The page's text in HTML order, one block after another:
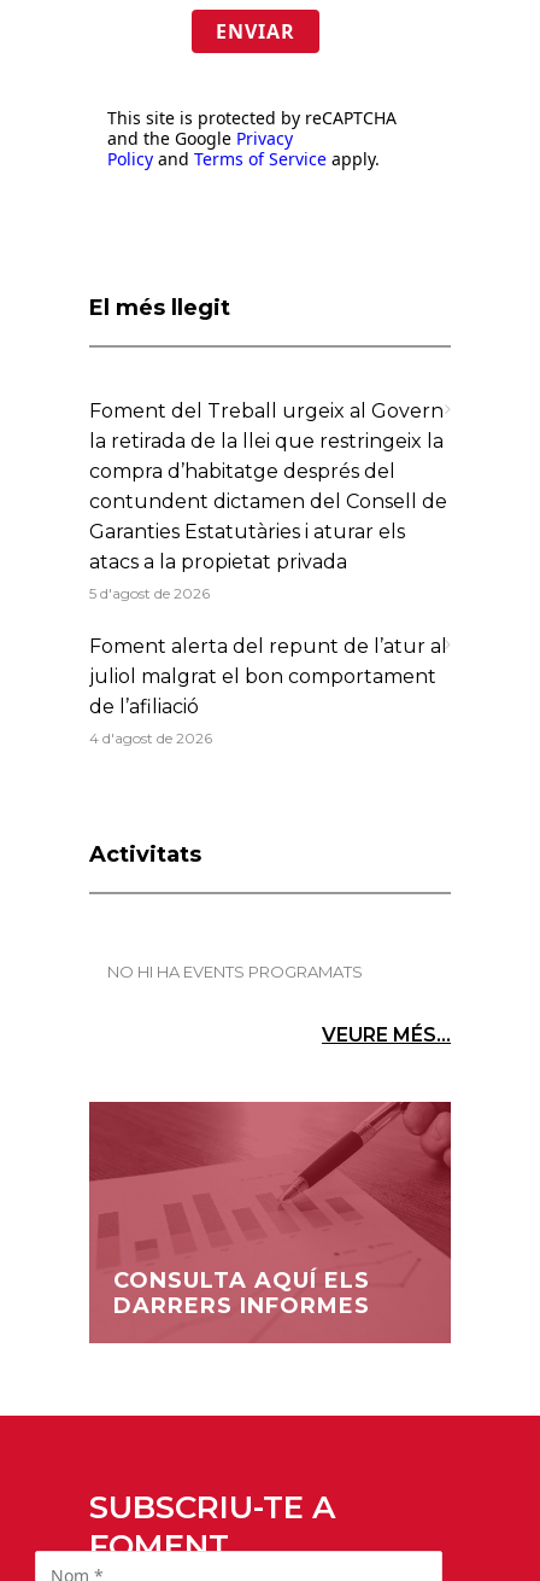
ENVIAR
This site is protected by reCAPTCHA
and the Google Privacy
Policy and Terms of Service apply.
El més llegit
Foment del Treball urgeix al Govern
la retirada de la llei que restringeix la
compra d’habitatge després del
contundent dictamen del Consell de
Garanties Estatutàries i aturar els
atacs a la propietat privada
5 d'agost de 2026
Foment alerta del repunt de l’atur al
juliol malgrat el bon comportament
de l’afiliació
4 d'agost de 2026
Activitats
NO HI HA EVENTS PROGRAMATS
VEURE MÉS...
CONSULTA AQUÍ ELS
DARRERS INFORMES
SUBSCRIU-TE A
FOMENT